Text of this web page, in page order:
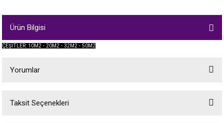
Ürün Bilgisi
ÇEŞİTLER: 10M2 - 20M2 - 32M2 - 50M2
Yorumlar
Taksit Seçenekleri